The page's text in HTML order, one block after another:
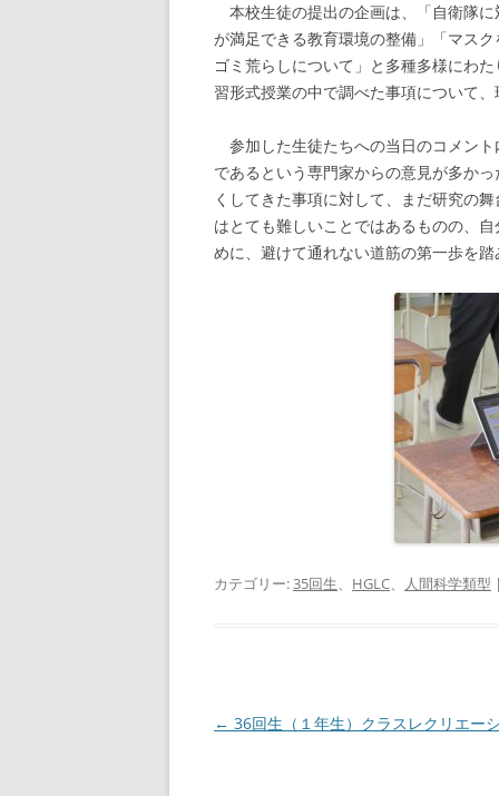
本校生徒の提出の企画は、「自衛隊
が満足できる教育環境の整備」「マス
ゴミ荒らしについて」と多種多様にわ
習形式授業の中で調べた事項について、
参加した生徒たちへの当日のコメン
であるという専門家からの意見が多か
くしてきた事項に対して、まだ研究の
はとても難しいことではあるものの、
めに、避けて通れない道筋の第一歩を
カテゴリー:35回生、 HGLC、 人間科学類型
投
← 36回生（１年生）クラスレクリエー